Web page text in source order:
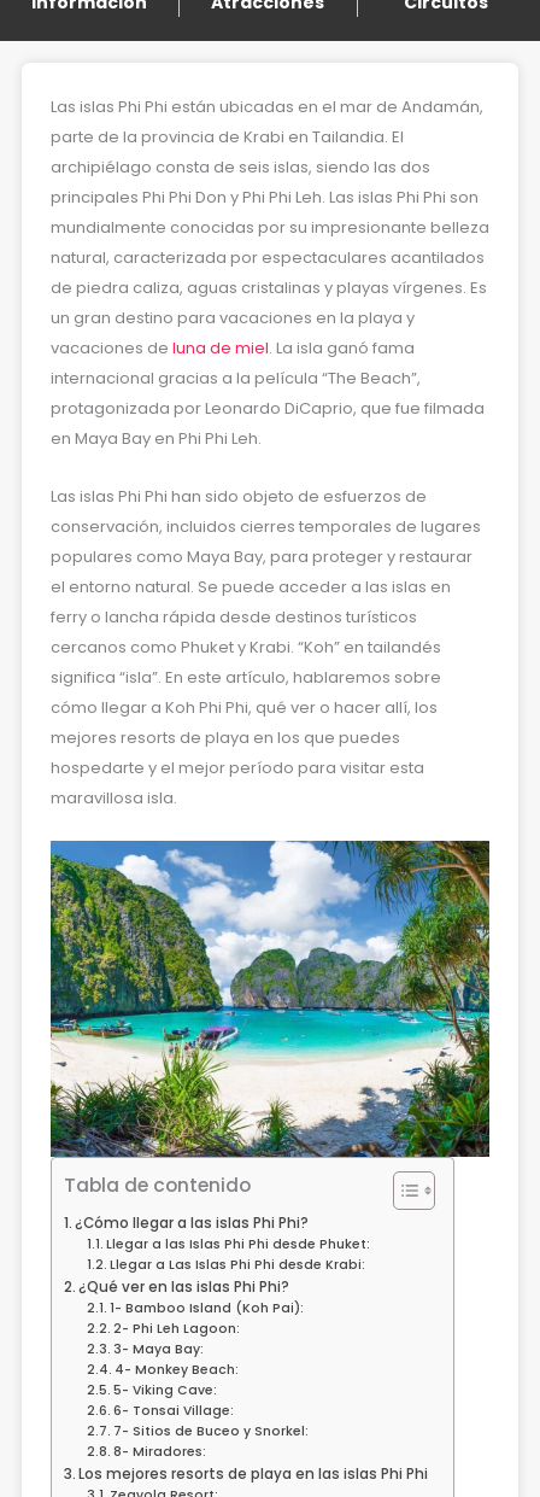
Las islas Phi Phi están ubicadas en el mar de Andamán,
parte de la provincia de Krabi en Tailandia. El
archipiélago consta de seis islas, siendo las dos
principales Phi Phi Don y Phi Phi Leh. Las islas Phi Phi son
mundialmente conocidas por su impresionante belleza
natural, caracterizada por espectaculares acantilados
de piedra caliza, aguas cristalinas y playas vírgenes. Es
un gran destino para vacaciones en la playa y
vacaciones de luna de miel. La isla ganó fama
internacional gracias a la película “The Beach”,
protagonizada por Leonardo DiCaprio, que fue filmada
en Maya Bay en Phi Phi Leh.
Las islas Phi Phi han sido objeto de esfuerzos de
conservación, incluidos cierres temporales de lugares
populares como Maya Bay, para proteger y restaurar
el entorno natural. Se puede acceder a las islas en
ferry o lancha rápida desde destinos turísticos
cercanos como Phuket y Krabi. “Koh” en tailandés
significa “isla”. En este artículo, hablaremos sobre
cómo llegar a Koh Phi Phi, qué ver o hacer allí, los
mejores resorts de playa en los que puedes
hospedarte y el mejor período para visitar esta
maravillosa isla.
Tabla de contenido
¿Cómo llegar a las islas Phi Phi?
Llegar a las Islas Phi Phi desde Phuket:
Llegar a Las Islas Phi Phi desde Krabi:
¿Qué ver en las islas Phi Phi?
1- Bamboo Island (Koh Pai):
2- Phi Leh Lagoon:
3- Maya Bay:
4- Monkey Beach:
5- Viking Cave:
6- Tonsai Village:
7- Sitios de Buceo y Snorkel:
8- Miradores:
Los mejores resorts de playa en las islas Phi Phi